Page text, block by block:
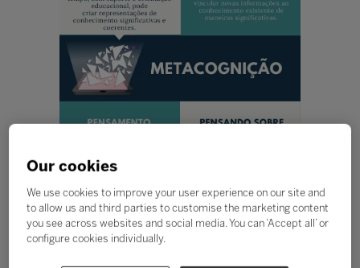
Our cookies
We use cookies to improve your user experience on our site and
to allow us and third parties to customise the marketing content
you see across websites and social media. You can ‘Accept all’ or
configure cookies individually.